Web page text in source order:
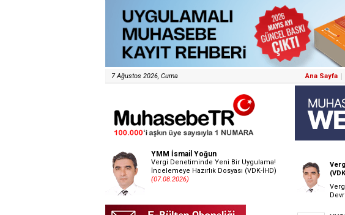
7 Ağustos 2026, Cuma Ana Sayfa
YMM İsmail Yoğun
Vergi Denetiminde Yeni Bir Uygulama!
İncelemeye Hazırlık Dosyası (VDK-İHD)
(07.08.2026)